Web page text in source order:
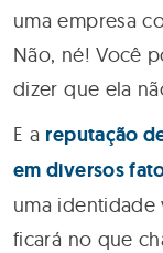
uma empresa
Não, né! Você
dizer que ela
E a reputação
em diversos
uma identidade
ficará no que